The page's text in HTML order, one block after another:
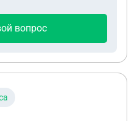
плюс 3000 за подачу
соответственно 1500
нотариуса один раз.
вопрос